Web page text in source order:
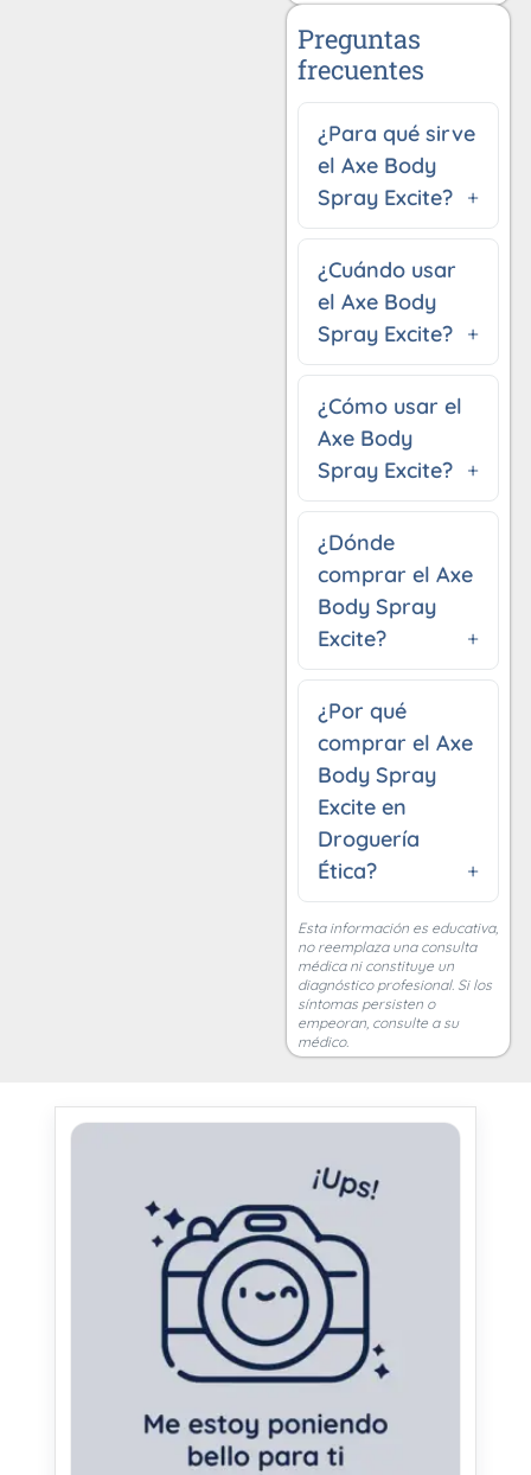
Preguntas
frecuentes
¿Para qué sirve
el Axe Body
Spray Excite?
¿Cuándo usar
el Axe Body
Spray Excite?
¿Cómo usar el
Axe Body
Spray Excite?
¿Dónde
comprar el Axe
Body Spray
Excite?
¿Por qué
comprar el Axe
Body Spray
Excite en
Droguería
Ética?
Esta información es educativa,
no reemplaza una consulta
médica ni constituye un
diagnóstico profesional. Si los
síntomas persisten o
empeoran, consulte a su
médico.